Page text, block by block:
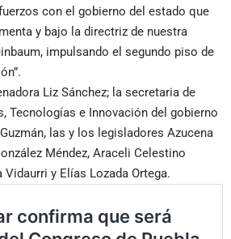
con el gobierno del estado que
y bajo la directriz de nuestra
impulsando el segundo piso de
Liz Sánchez; la secretaria de
Tecnologías e Innovación del gobierno
las y los legisladores Azucena
Méndez, Araceli Celestino
y Elías Lozada Ortega.